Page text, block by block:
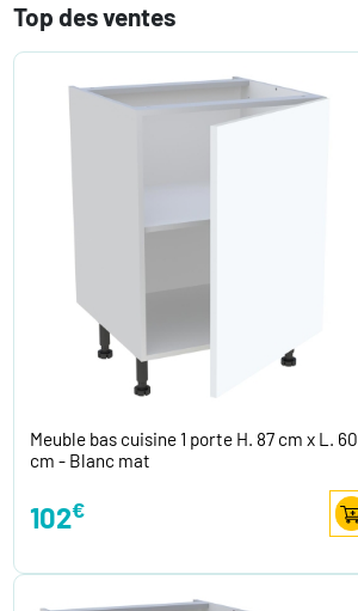
Top des ventes
Meuble bas cuisine 1 porte H. 87 cm x L. 60
cm - Blanc mat
102€